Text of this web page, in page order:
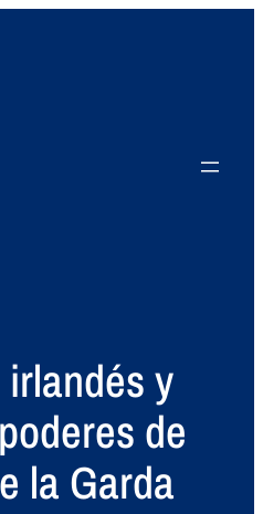
y
de
la Garda